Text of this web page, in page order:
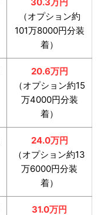
30.3万円
（オプション約
101万8000円分装
着）
20.6万円
（オプション約15
万4000円分装
着）
24.0万円
（オプション約13
万6000円分装
着）
31.0万円